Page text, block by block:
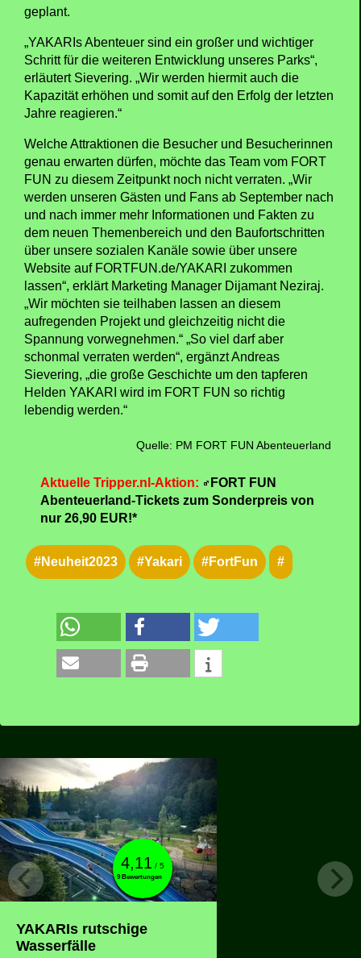
geplant.
„YAKARIs Abenteuer sind ein großer und wichtiger
Schritt für die weiteren Entwicklung unseres Parks“,
erläutert Sievering. „Wir werden hiermit auch die
Kapazität erhöhen und somit auf den Erfolg der letzten
Jahre reagieren.“
Welche Attraktionen die Besucher und Besucherinnen
genau erwarten dürfen, möchte das Team vom FORT
FUN zu diesem Zeitpunkt noch nicht verraten. „Wir
werden unseren Gästen und Fans ab September nach
und nach immer mehr Informationen und Fakten zu
dem neuen Themenbereich und den Baufortschritten
über unsere sozialen Kanäle sowie über unsere
Website auf FORTFUN.de/YAKARI zukommen
lassen“, erklärt Marketing Manager Dijamant Neziraj.
„Wir möchten sie teilhaben lassen an diesem
aufregenden Projekt und gleichzeitig nicht die
Spannung vorwegnehmen.“ „So viel darf aber
schonmal verraten werden“, ergänzt Andreas
Sievering, „die große Geschichte um den tapferen
Helden YAKARI wird im FORT FUN so richtig
lebendig werden.“
Quelle: PM FORT FUN Abenteuerland
Aktuelle Tripper.nl-Aktion:
FORT FUN
Abenteuerland-Tickets zum Sonderpreis von
nur 26,90 EUR!*
#Neuheit2023 #Yakari #FortFun #
4,11 / 5
9 Bewertungen
YAKARIs rutschige
Wasserfälle